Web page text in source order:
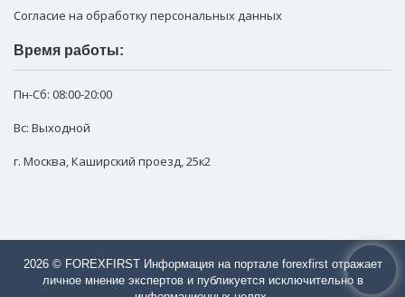
Согласие на обработку персональных данных
Время работы:
Пн-Сб: 08:00-20:00
Вс: Выходной
г. Москва,Каширский проезд, 25к2
2026 © FOREXFIRST Информация на портале forexfirst отражает
личное мнение экспертов и публикуется исключительно в